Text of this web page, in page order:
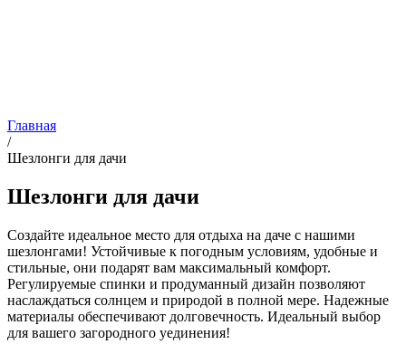
Главная
/
Шезлонги для дачи
Шезлонги для дачи
Создайте идеальное место для отдыха на даче с нашими
шезлонгами! Устойчивые к погодным условиям, удобные и
стильные, они подарят вам максимальный комфорт.
Регулируемые спинки и продуманный дизайн позволяют
наслаждаться солнцем и природой в полной мере. Надежные
материалы обеспечивают долговечность. Идеальный выбор
для вашего загородного уединения!